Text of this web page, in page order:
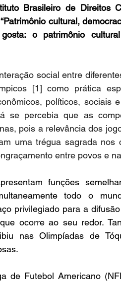
Brasileiro de Direitos
cultural,
o patrimônio
social entre
[1] como prática
políticos, sociais
se percebia que as
pois a relevância dos
uma trégua sagrada nos
entre povos e
funções
todo o
privilegiado para a
ocorre ao seu redor. T
nas Olimpíadas de
de Futebol Americano